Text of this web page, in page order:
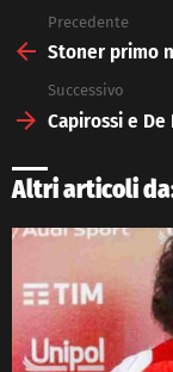
more
Precedente
Stoner primo
Successivo
Capirossi e
Altri articoli